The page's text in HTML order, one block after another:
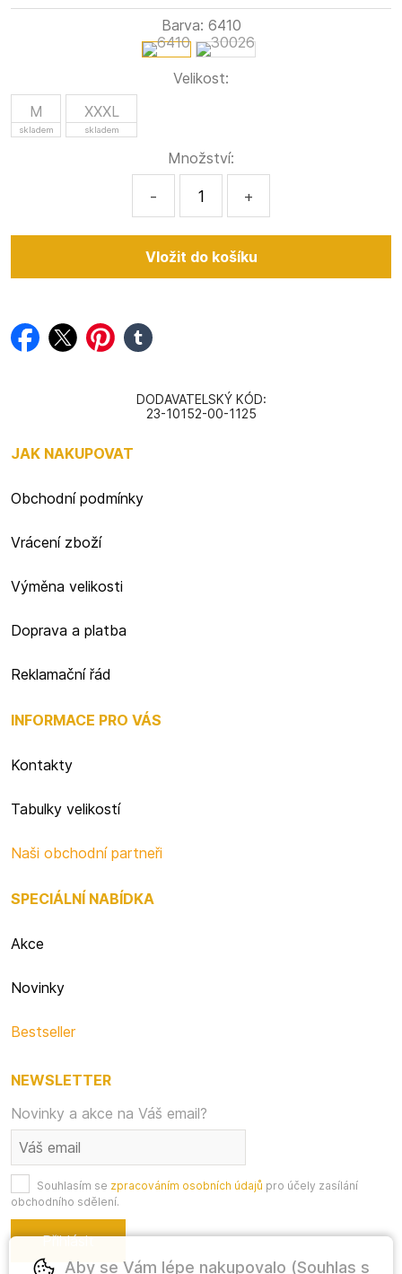
Barva: 6410
Velikost:
M
skladem
XXXL
skladem
Množství:
- +
facebook
twitterpinterest
tumblr
DODAVATELSKÝ KÓD:
23-10152-00-1125
JAK NAKUPOVAT
Obchodní podmínky
Vrácení zboží
Výměna velikosti
Doprava a platba
Reklamační řád
INFORMACE PRO VÁS
Kontakty
Tabulky velikostí
Naši obchodní partneři
SPECIÁLNÍ NABÍDKA
Akce
Novinky
Bestseller
NEWSLETTER
Novinky a akce na Váš email?
Souhlasím se zpracováním osobních údajů pro účely zasílání
obchodního sdělení.
Aby se Vám lépe nakupovalo (Souhlas s